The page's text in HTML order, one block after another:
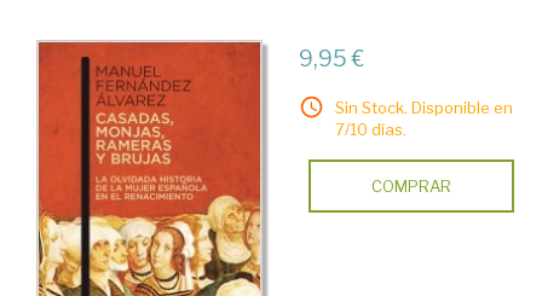
9,95 €
Sin Stock. Disponible en
7/10 días.
COMPRAR